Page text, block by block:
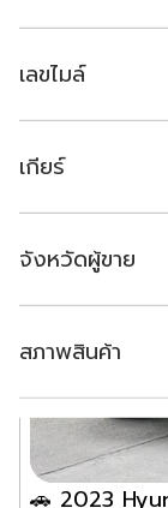
🚗 2023
เลขไมล์
เกียร์
จังหวัดผู้ขาย
สภาพสินค้า